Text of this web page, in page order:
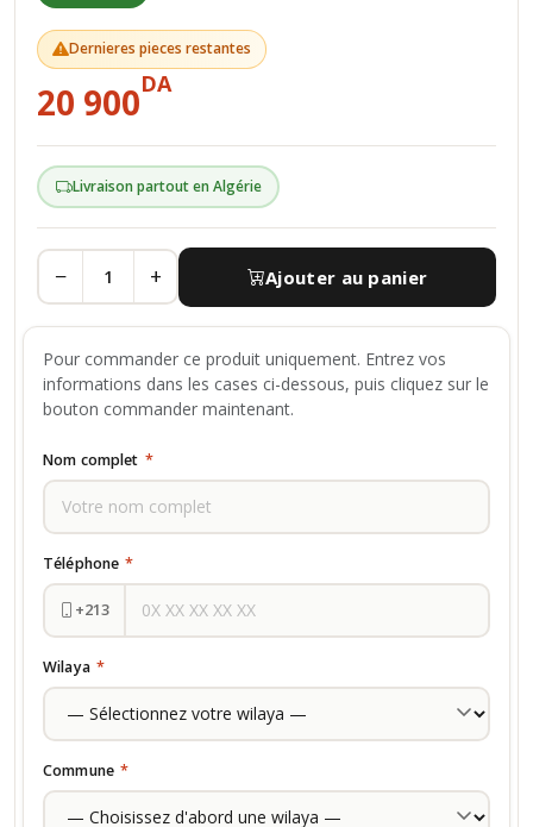
Dernieres pieces restantes
20 900DA
Livraison partout en Algérie
− + Ajouter au panier
Pour commander ce produit uniquement. Entrez vos
informations dans les cases ci-dessous, puis cliquez sur le
bouton commander maintenant.
Nom complet *
Téléphone *
+213
Wilaya *
Commune *